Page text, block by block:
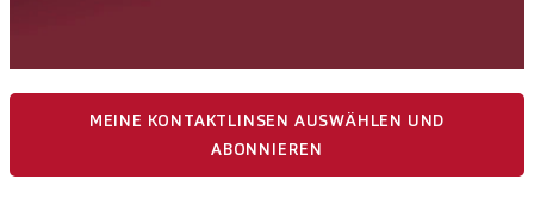
MEINE KONTAKTLINSEN AUSWÄHLEN UND
ABONNIEREN